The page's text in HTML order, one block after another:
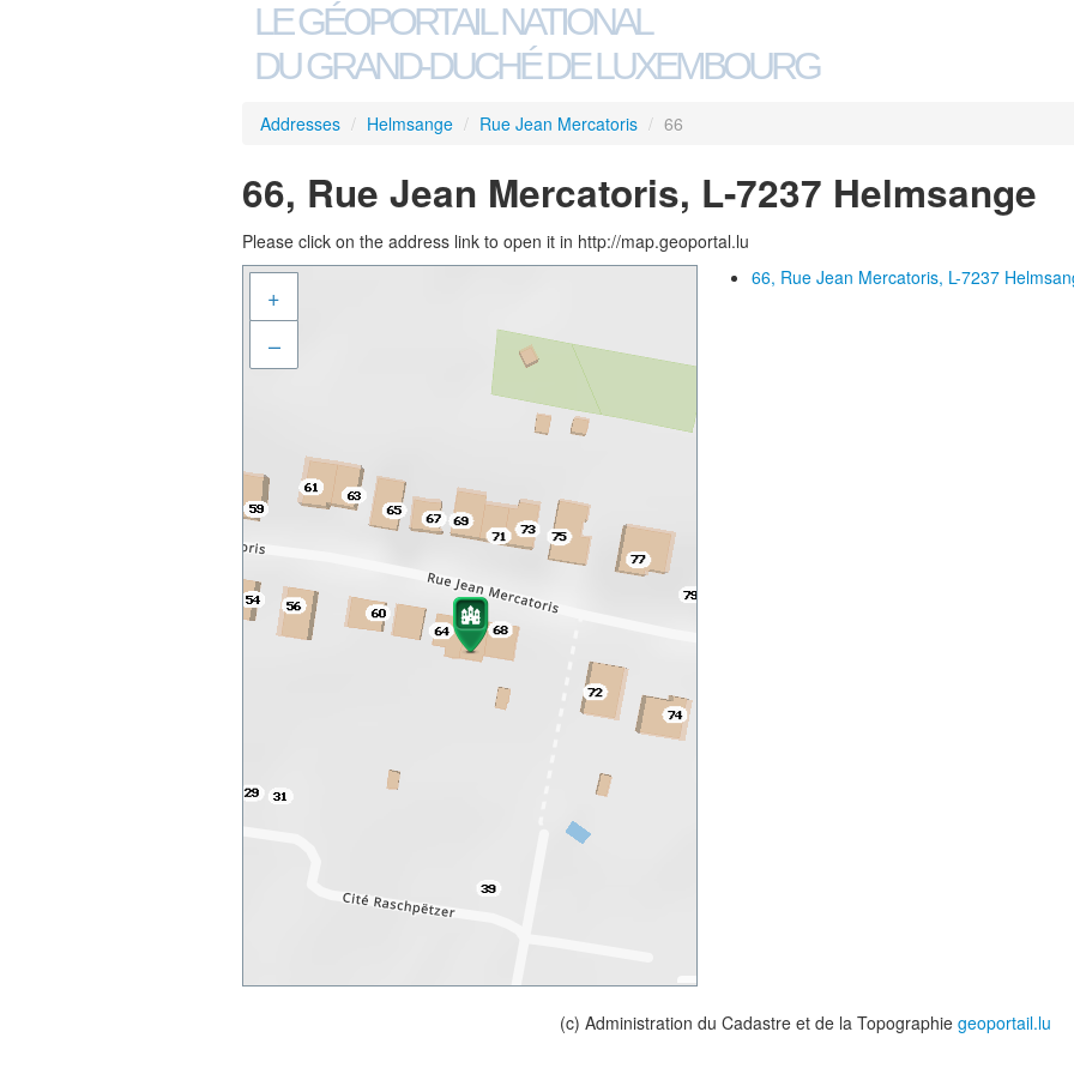
LE GÉOPORTAIL NATIONAL
DU GRAND-DUCHÉ DE LUXEMBOURG
Addresses / Helmsange / Rue Jean Mercatoris / 66
66, Rue Jean Mercatoris, L-7237 Helmsange
Please click on the address link to open it in http://map.geoportal.lu
+
–
66, Rue Jean Mercatoris, L-7237
(c) Administration du Cadastre et de la Topographie geoportail.lu